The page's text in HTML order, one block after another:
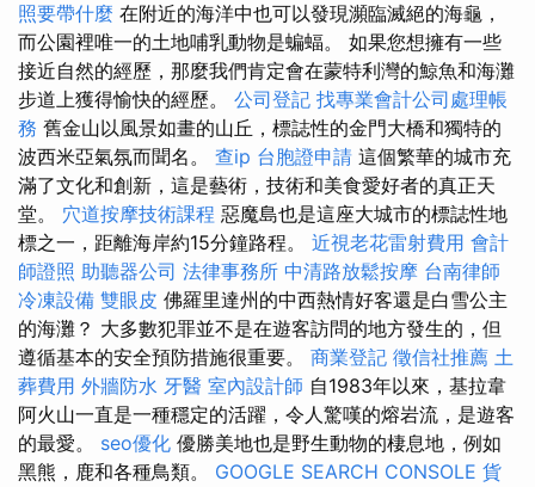
照要帶什麼 在附近的海洋中也可以發現瀕臨滅絕的海龜，
而公園裡唯一的土地哺乳動物是蝙蝠。 如果您想擁有一些
接近自然的經歷，那麼我們肯定會在蒙特利灣的鯨魚和海灘
步道上獲得愉快的經歷。 公司登記 找專業會計公司處理帳
務 舊金山以風景如畫的山丘，標誌性的金門大橋和獨特的
波西米亞氣氛而聞名。 查ip 台胞證申請 這個繁華的城市充
滿了文化和創新，這是藝術，技術和美食愛好者的真正天
堂。 穴道按摩技術課程 惡魔島也是這座大城市的標誌性地
標之一，距離海岸約15分鐘路程。 近視老花雷射費用 會計
師證照 助聽器公司 法律事務所 中清路放鬆按摩 台南律師
冷凍設備 雙眼皮 佛羅里達州的中西熱情好客還是白雪公主
的海灘？ 大多數犯罪並不是在遊客訪問的地方發生的，但
遵循基本的安全預防措施很重要。 商業登記 徵信社推薦 土
葬費用 外牆防水 牙醫 室內設計師 自1983年以來，基拉韋
阿火山一直是一種穩定的活躍，令人驚嘆的熔岩流，是遊客
的最愛。 seo優化 優勝美地也是野生動物的棲息地，例如
黑熊，鹿和各種鳥類。 GOOGLE SEARCH CONSOLE 貨